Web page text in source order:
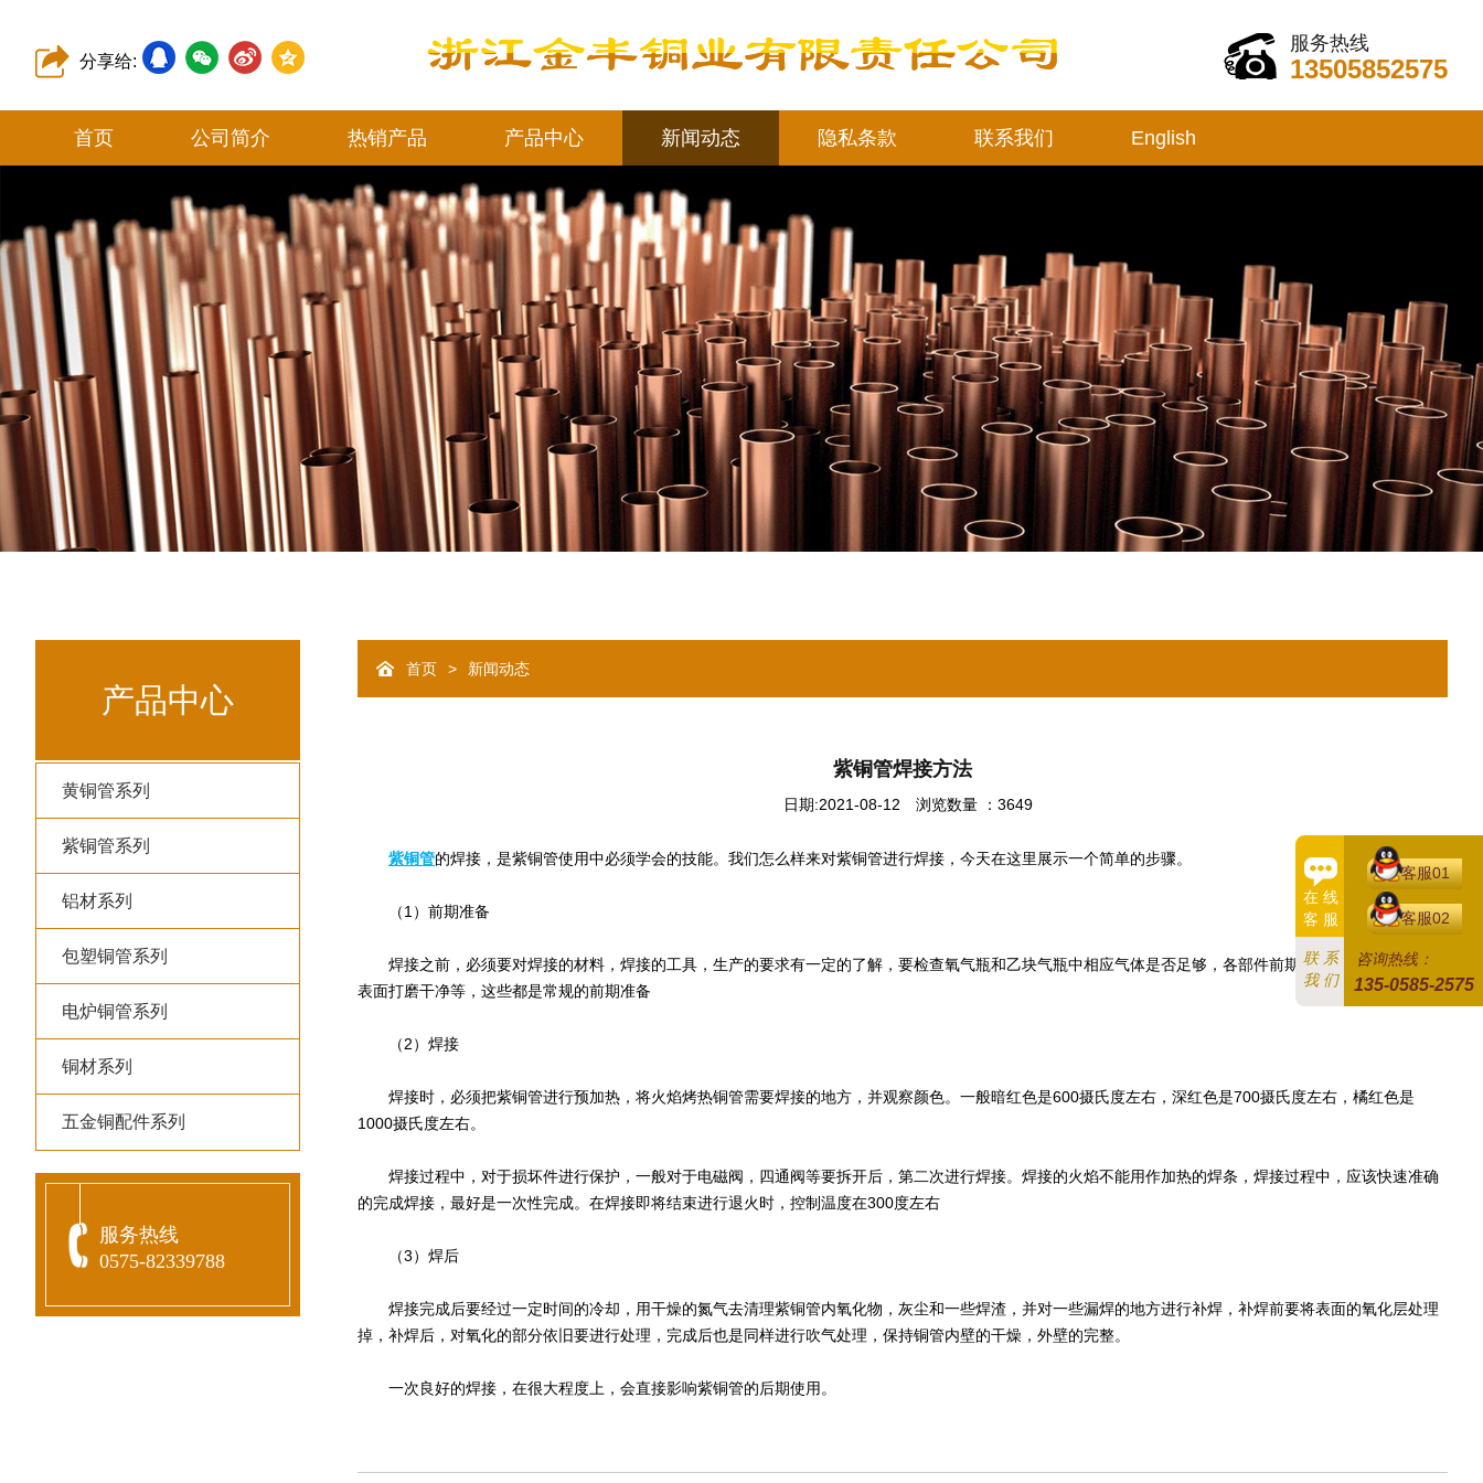
分享给:
服务热线
13505852575
首页 公司简介 热销产品 产品中心 新闻动态 隐私条款 联系我们 English
产品中心
黄铜管系列
紫铜管系列
铝材系列
包塑铜管系列
电炉铜管系列
铜材系列
五金铜配件系列
服务热线
0575-82339788
首页 > 新闻动态
紫铜管焊接方法
日期:2021-08-12 浏览数量 ：3649
紫铜管的焊接，是紫铜管使用中必须学会的技能。我们怎么样来对紫铜管进行焊接，今天在这里展示一个简单的步骤。
（1）前期准备
焊接之前，必须要对焊接的材料，焊接的工具，生产的要求有一定的了解，要检查氧气瓶和乙块气瓶中相应气体是否足够，各部件前期检车完好无损，材料
表面打磨干净等，这些都是常规的前期准备
（2）焊接
焊接时，必须把紫铜管进行预加热，将火焰烤热铜管需要焊接的地方，并观察颜色。一般暗红色是600摄氏度左右，深红色是700摄氏度左右，橘红色是
1000摄氏度左右。
焊接过程中，对于损坏件进行保护，一般对于电磁阀，四通阀等要拆开后，第二次进行焊接。焊接的火焰不能用作加热的焊条，焊接过程中，应该快速准确
的完成焊接，最好是一次性完成。在焊接即将结束进行退火时，控制温度在300度左右
（3）焊后
焊接完成后要经过一定时间的冷却，用干燥的氮气去清理紫铜管内氧化物，灰尘和一些焊渣，并对一些漏焊的地方进行补焊，补焊前要将表面的氧化层处理
掉，补焊后，对氧化的部分依旧要进行处理，完成后也是同样进行吹气处理，保持铜管内壁的干燥，外壁的完整。
一次良好的焊接，在很大程度上，会直接影响紫铜管的后期使用。
在 线
客 服
联 系
我 们
客服01
客服02
咨询热线：
135-0585-2575